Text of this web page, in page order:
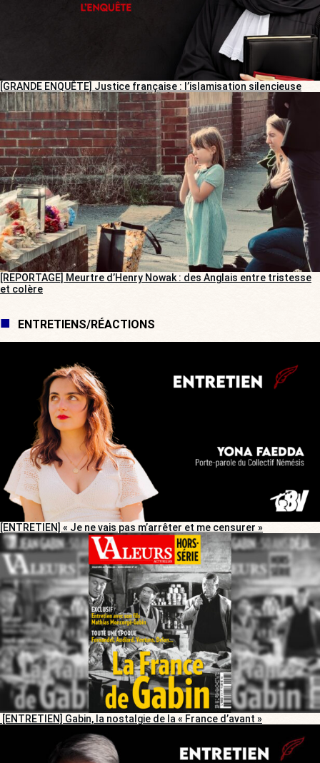
[GRANDE ENQUÊTE] Justice française : l’islamisation silencieuse
[REPORTAGE] Meurtre d’Henry Nowak : des Anglais entre tristesse
et colère
ENTRETIENS/RÉACTIONS
[ENTRETIEN] « Je ne vais pas m’arrêter et me censurer »
[ENTRETIEN] Gabin, la nostalgie de la « France d’avant »